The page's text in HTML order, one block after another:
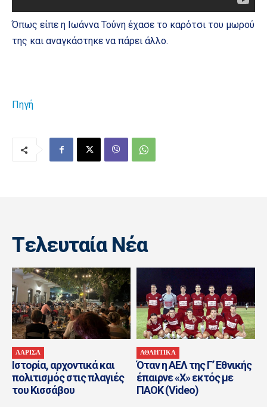
Όπως είπε η Ιωάννα Τούνη έχασε το καρότσι του μωρού
της και αναγκάστηκε να πάρει άλλο.
Πηγή
Tελευταία Nέα
ΛΑΡΙΣΑ
Ιστορία, αρχοντικά και
πολιτισμός στις πλαγιές
του Κισσάβου
ΑΘΛΗΤΙΚΑ
Όταν η ΑΕΛ της Γ’ Εθνικής
έπαιρνε «Χ» εκτός με
ΠΑΟΚ (Video)